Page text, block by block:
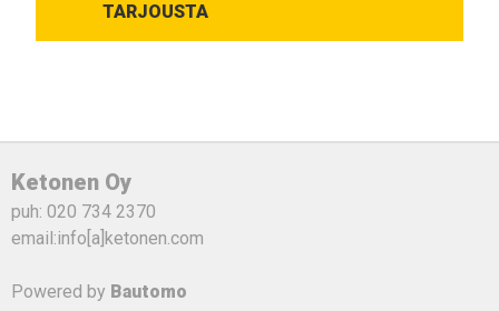
TARJOUSTA
Ketonen Oy
puh: 020 734 2370
email:info[a]ketonen.com
Powered by Bautomo